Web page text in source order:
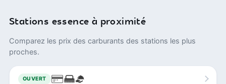
Stations essence à proximité
Comparez les prix des carburants des stations les plus
proches.
OUVERT